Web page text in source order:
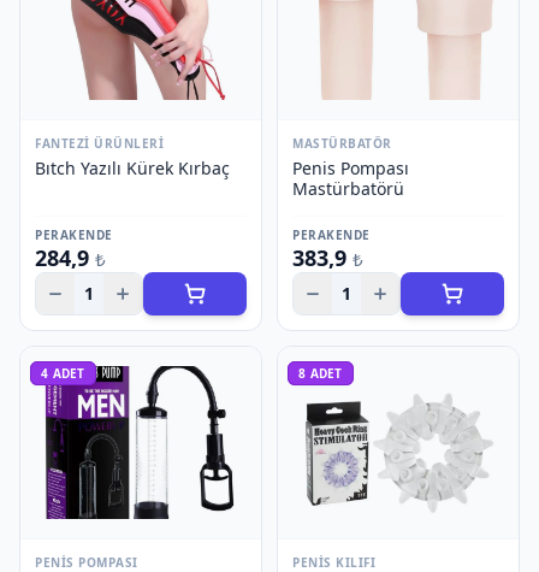
FANTEZI ÜRÜNLERI
Bıtch Yazılı Kürek Kırbaç
PERAKENDE
284,9 ₺
1
MASTÜRBATÖR
Penis Pompası
Mastürbatörü
PERAKENDE
383,9 ₺
1
4 ADET
PENIS POMPASI
8 ADET
PENIS KILIFI